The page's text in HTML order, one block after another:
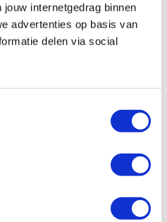
internetgedrag binnen
advertenties op basis van
delen via social